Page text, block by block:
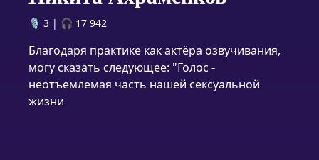
🎙️ 3 | 🎧 17 942
Благодаря практике как актёра озвучивания,
могу сказать следующее: "Голос -
неотъемлемая часть нашей сексуальной
жизни